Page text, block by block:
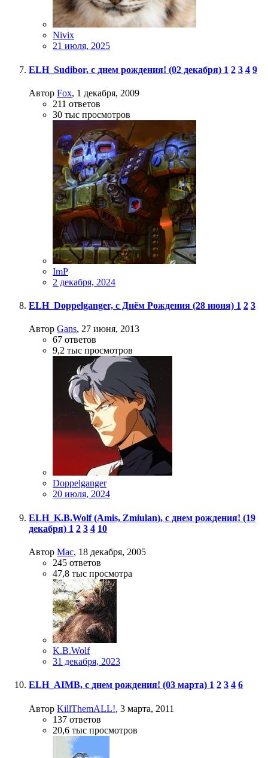
Nivix
21 июля, 2025
ELH_Sudibor, с днем рождения! (02 декабря) 1 2 3 4 9
Автор Fox, 1 декабря, 2009
211 ответов
30 тыс просмотров
ImP
2 декабря, 2024
ELH_Doppelganger, с Днём Рождения (28 июня) 1 2 3
Автор Gans, 27 июня, 2013
67 ответов
9,2 тыс просмотров
Doppelganger
20 июля, 2024
ELH_K.B.Wolf (Amis, Zmiulan), с днем рождения! (19
декабря) 1 2 3 4 10
Автор Mac, 18 декабря, 2005
245 ответов
47,8 тыс просмотра
K.B.Wolf
31 декабря, 2023
ELH_AIMB, с днем рождения! (03 марта) 1 2 3 4 6
Автор KillThemALL!, 3 марта, 2011
137 ответов
20,6 тыс просмотров